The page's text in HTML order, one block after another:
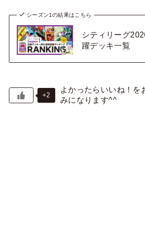
シーズン1の結果はこちら
シティリーグ
躍デッキ一覧
+2